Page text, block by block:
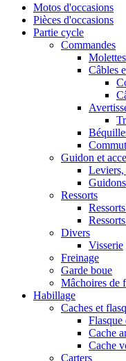
Motos d'occasions
Pièces d'occasions
Partie cycle
Commandes
Câbles
Guidon et
Leviers,
Guidons
Ressorts
Divers
Visserie
Freinage
Garde boue
Mâchoires de
Habillage
Caches et
Flasque
Cache
Cache
Carters